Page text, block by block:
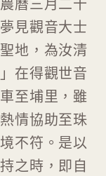
曆三月二十
見觀音大士
地，為汝清
在得觀世音
至埔里，雖
情協助至珠
不符。是以
之時，即自